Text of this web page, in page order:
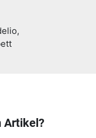
Artikel?